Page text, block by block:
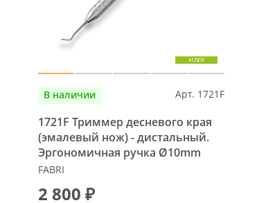
В наличии Арт. 1721F
1721F Триммер десневого края
(эмалевый нож) - дистальный.
Эргономичная ручка Ø10mm
FABRI
2 800 ₽